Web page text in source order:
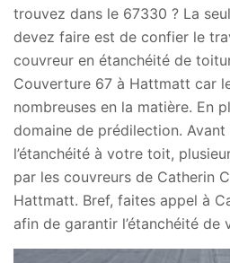
trouvez dans le 67330 ? La
devez faire est de confier le
couvreur en étanchéité de
Couverture 67 à Hattmatt car
nombreuses en la matière. En
domaine de prédilection.
l’étanchéité à votre toit,
par les couvreurs de Catherin
Hattmatt. Bref, faites appel à
afin de garantir l’étanchéité